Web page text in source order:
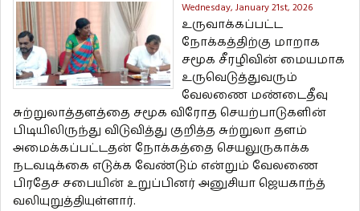
Wednesday, January 21st, 2026
உருவாக்கப்பட்ட
நோக்கத்திற்கு மாறாக
சமூக சீரழிவின் மையமாக
உருவெடுத்துவரும்
வேலணை மண்டைதீவு
சுற்றுலாத்தளத்தை சமூக விரோத செயற்பாடுகளின்
பிடியிலிருந்து விடுவித்து குறித்த சுற்றுலா தளம்
அமைக்கப்பட்டதன் நோக்கத்தை செயலுருகாக்க
நடவடிக்கை எடுக்க வேண்டும் என்றும் வேலணை
பிரதேச சபையின் உறுப்பினர் அனுசியா ஜெயகாந்த்
வலியுறுத்தியுள்ளார்.